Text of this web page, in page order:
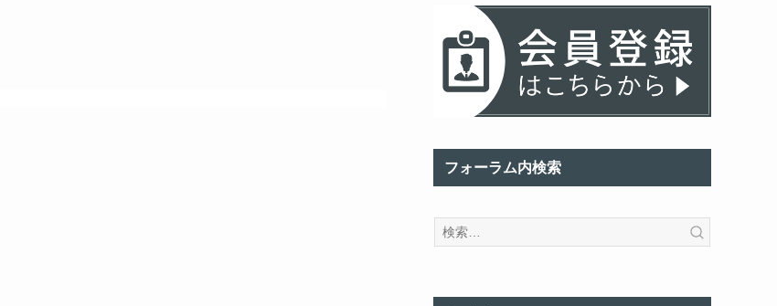
フォーラム内検索